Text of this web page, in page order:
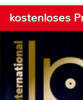
kostenloses